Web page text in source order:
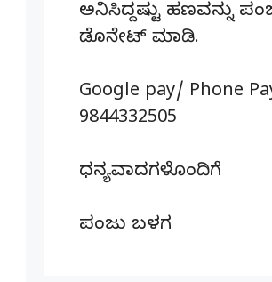
ಅನಿಸಿದ್ದಷ್ಟು ಹಣವನ್ನು
ಡೊನೇಟ್‌ ಮಾಡಿ.
Google pay/ Phone
9844332505
ಧನ್ಯವಾದಗಳೊಂದಿಗೆ
ಪಂಜು ಬಳಗ